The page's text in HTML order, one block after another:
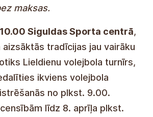
maksas.
Siguldas Sporta centrā,
tradīcijas jau vairāku
Lieldienu volejbola turnīrs,
ikviens volejbola
no plkst. 9.00.
līdz 8. aprīļa plkst.